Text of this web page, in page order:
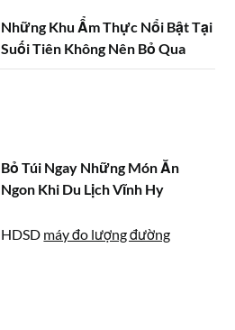
Những Khu Ẩm Thực Nổi Bật Tại
Suối Tiên Không Nên Bỏ Qua
Bỏ Túi Ngay Những Món Ăn
Ngon Khi Du Lịch Vĩnh Hy
HDSD máy đo lượng đường